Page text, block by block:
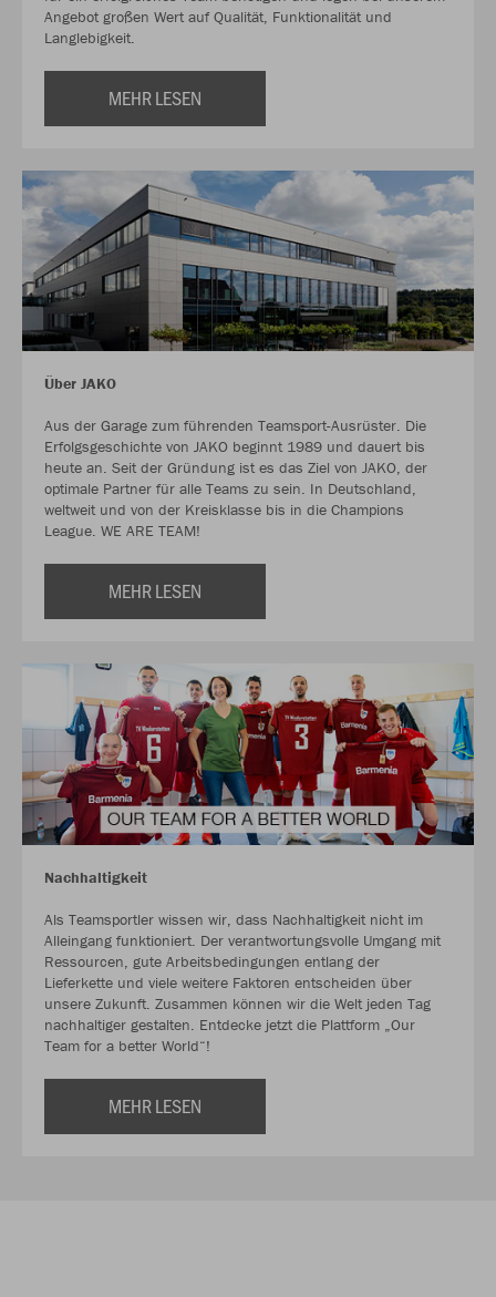
Angebot großen Wert auf Qualität, Funktionalität und
Langlebigkeit.
MEHR LESEN
Über JAKO
Aus der Garage zum führenden Teamsport-Ausrüster. Die
Erfolgsgeschichte von JAKO beginnt 1989 und dauert bis
heute an. Seit der Gründung ist es das Ziel von JAKO, der
optimale Partner für alle Teams zu sein. In Deutschland,
weltweit und von der Kreisklasse bis in die Champions
League. WE ARE TEAM!
MEHR LESEN
Nachhaltigkeit
Als Teamsportler wissen wir, dass Nachhaltigkeit nicht im
Alleingang funktioniert. Der verantwortungsvolle Umgang mit
Ressourcen, gute Arbeitsbedingungen entlang der
Lieferkette und viele weitere Faktoren entscheiden über
unsere Zukunft. Zusammen können wir die Welt jeden Tag
nachhaltiger gestalten. Entdecke jetzt die Plattform „Our
Team for a better World“!
MEHR LESEN